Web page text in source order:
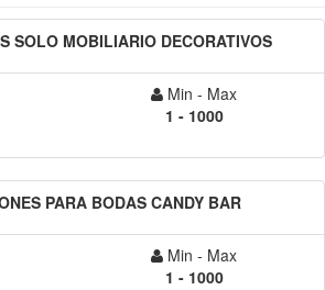
SOLO MOBILIARIO DECORATIVOS
Min - Max
1 - 1000
PARA BODAS CANDY BAR
Min - Max
1 - 1000